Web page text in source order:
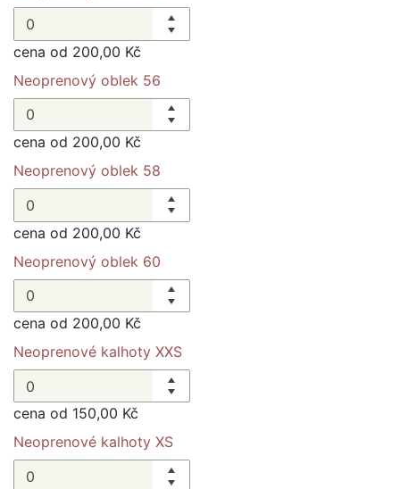
cena od 200,00 Kč
Neoprenový oblek 56
cena od 200,00 Kč
Neoprenový oblek 58
cena od 200,00 Kč
Neoprenový oblek 60
cena od 200,00 Kč
Neoprenové kalhoty XXS
cena od 150,00 Kč
Neoprenové kalhoty XS